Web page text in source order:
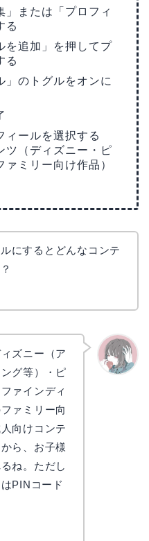
」または「プロフィ
る
を追加」を押してプ
る
」のトグルをオンに
ィールを選択する
ツ（ディズニー・ピ
ミリー向け作品）
にするとどんなコンテ
ズニー（ア
グ等）・ピ
ァインディ
ァミリー向
向けコンテ
ら、お子様
ね。ただし
PINコード